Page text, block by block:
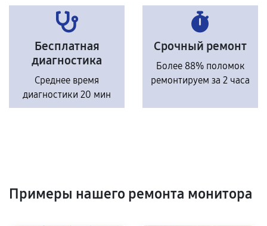
Бесплатная
диагностика
Среднее время
диагностики 20 мин
Срочный ремонт
Более 88% поломок
ремонтируем за 2 часа
Примеры нашего ремонта монитора